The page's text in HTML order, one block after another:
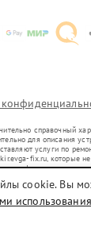
справочный
для описания
услуги по
fix.ru, которые
их официальными
введенных в
цели
информирования о
является публичной
кодекса РФ
cookie. Вы
использования